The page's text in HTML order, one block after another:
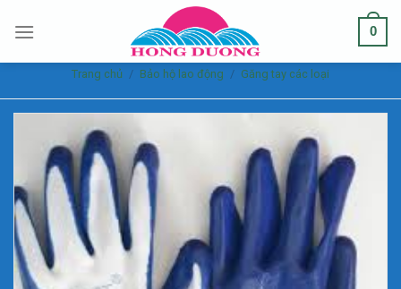
0
Trang chủ / Bảo hộ lao động / Găng tay các loại